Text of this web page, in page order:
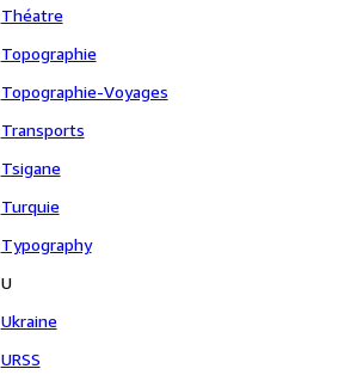
Théatre
Topographie
Topographie-Voyages
Transports
Tsigane
Turquie
Typography
U
Ukraine
URSS